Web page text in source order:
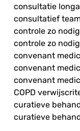
consultatie
consultatief
controle zo nodig
controle zo
convenant
convenant
convenant
COPD
curatieve
curatieve